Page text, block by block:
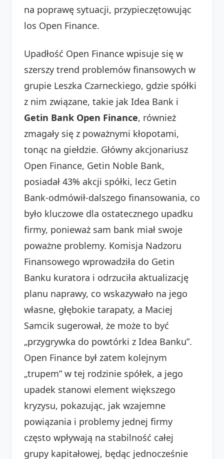
na poprawę sytuacji, przypieczętowując
los Open Finance.
Upadłość Open Finance wpisuje się w
szerszy trend problemów finansowych w
grupie Leszka Czarneckiego, gdzie spółki
z nim związane, takie jak Idea Bank i
Getin Bank Open Finance, również
zmagały się z poważnymi kłopotami,
tonąc na giełdzie. Główny akcjonariusz
Open Finance, Getin Noble Bank,
posiadał 43% akcji spółki, lecz Getin
Bank-odmówił-dalszego finansowania, co
było kluczowe dla ostatecznego upadku
firmy, ponieważ sam bank miał swoje
poważne problemy. Komisja Nadzoru
Finansowego wprowadziła do Getin
Banku kuratora i odrzuciła aktualizację
planu naprawy, co wskazywało na jego
własne, głębokie tarapaty, a Maciej
Samcik sugerował, że może to być
„przygrywka do powtórki z Idea Banku”.
Open Finance był zatem kolejnym
„trupem” w tej rodzinie spółek, a jego
upadek stanowi element większego
kryzysu, pokazując, jak wzajemne
powiązania i problemy jednej firmy
często wpływają na stabilność całej
grupy kapitałowej, będąc jednocześnie